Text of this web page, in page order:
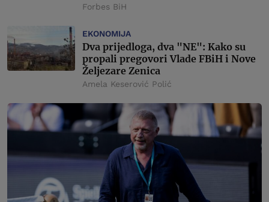
Forbes BiH
EKONOMIJA
Dva prijedloga, dva "NE": Kako su
propali pregovori Vlade FBiH i Nove
Željezare Zenica
Amela Keserović Polić